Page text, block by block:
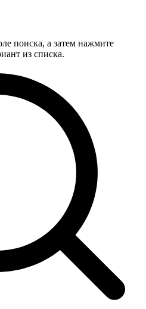
поиска, а затем нажмите
из списка.